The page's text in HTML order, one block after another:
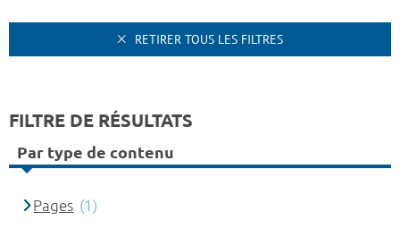
RETIRER TOUS LES FILTRES
FILTRE DE RÉSULTATS
Par type de contenu
Pages (1)